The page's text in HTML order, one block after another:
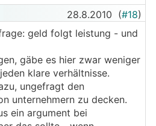
28.8.2010 (#18)
geld folgt leistung - und
gäbe es hier zwar weniger
klare verhältnisse.
ungefragt den
unternehmern zu decken.
ein argument bei